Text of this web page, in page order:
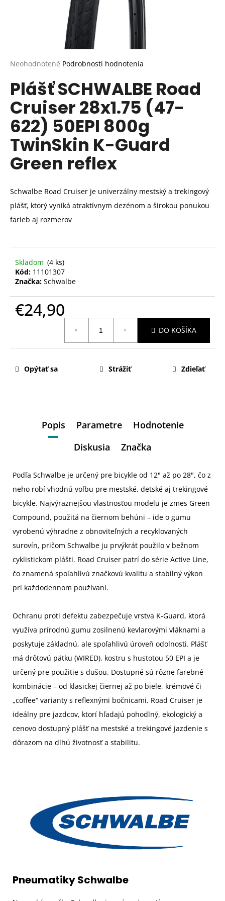
Priemerné
produktu
je
0,0
z
5
hviezdičiek.
Neohodnotené Podrobnosti hodnotenia
Plášť SCHWALBE Road
Cruiser 28x1.75 (47-
622) 50EPI 800g
TwinSkin K-Guard
Green reflex
Schwalbe Road Cruiser je univerzálny mestský a trekingový
plášť, ktorý vyniká atraktívnym dezénom a širokou ponukou
farieb aj rozmerov
Skladom (4 ks)
Kód: 11101307
Značka: Schwalbe
€24,90
DO KOŠÍKA
Opýtať sa Strážiť Zdieľať
Popis Parametre
Hodnotenie
Diskusia
Značka
Podľa Schwalbe je určený pre bicykle od 12" až po 28", čo z
neho robí vhodnú voľbu pre mestské, detské aj trekingové
bicykle. Najvýraznejšou vlastnosťou modelu je zmes Green
Compound, použitá na čiernom behúni – ide o gumu
vyrobenú výhradne z obnoviteľných a recyklovaných
surovín, pričom Schwalbe ju prvýkrát použilo v bežnom
cyklistickom plášti. Road Cruiser patrí do série Active Line,
čo znamená spoľahlivú značkovú kvalitu a stabilný výkon
pri každodennom používaní.
Ochranu proti defektu zabezpečuje vrstva K‑Guard, ktorá
využíva prírodnú gumu zosilnenú kevlarovými vláknami a
poskytuje základnú, ale spoľahlivú úroveň odolnosti. Plášť
má drôtovú pätku (WIRED), kostru s hustotou 50 EPI a je
určený pre použitie s dušou. Dostupné sú rôzne farebné
kombinácie – od klasickej čiernej až po biele, krémové či
„coffee“ varianty s reflexnými bočnicami. Road Cruiser je
ideálny pre jazdcov, ktorí hľadajú pohodlný, ekologický a
cenovo dostupný plášť na mestské a trekingové jazdenie s
dôrazom na dlhú životnosť a stabilitu.
Pneumatiky Schwalbe